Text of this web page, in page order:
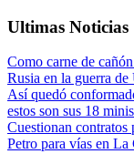
Ultimas Noticias
Como carne de
Rusia en la guerra de
Así quedó
estos son sus 18
Cuestionan
Petro para vías en La